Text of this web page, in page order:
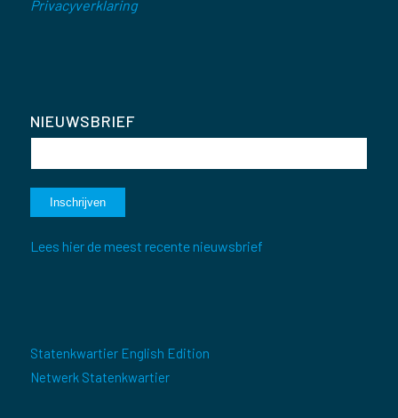
Privacyverklaring
NIEUWSBRIEF
Lees hier de meest recente nieuwsbrief
Statenkwartier English Edition
Netwerk Statenkwartier